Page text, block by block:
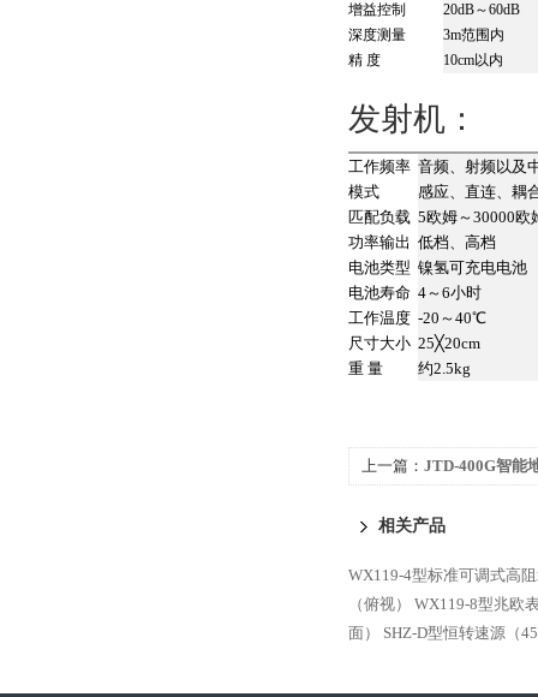
增益控制
20dB～60dB
深度测量
3m范围内
精 度
10cm以内
发射机：
工作频率 音频、射频以及
模式
感应、直连、耦
匹配负载 5欧姆～30000欧
功率输出 低档、高档
电池类型 镍氢可充电电池
电池寿命 4～6小时
工作温度 -20～40℃
尺寸大小 25╳20cm
重 量
约2.5kg
上一篇： JTD-400G智能
相关产品
WX119-4型标准可调式高
（俯视）
WX119-8型兆欧
面）
SHZ-D型恒转速源（